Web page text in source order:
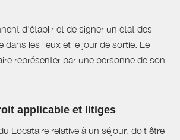
d'établir et de signer un état des
dans les lieux et le jour de sortie. Le
représenter par une personne de son
applicable et litiges
Locataire relative à un séjour, doit être